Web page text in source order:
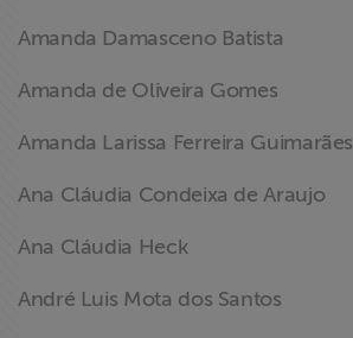
Amanda Damasceno Batista
Amanda de Oliveira Gomes
Amanda Larissa Ferreira Guimarães
Ana Cláudia Condeixa de Araujo
Ana Cláudia Heck
André Luis Mota dos Santos